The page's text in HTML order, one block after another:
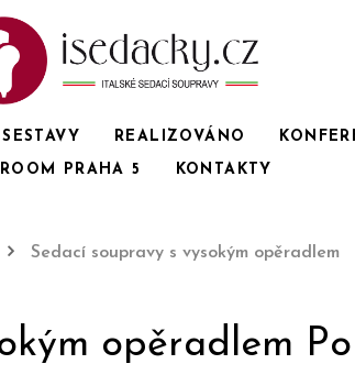
REALIZOVÁNO
PRAHA 5
KONTAKTY
Sedací soupravy s vysokým opěradlem
opěradlem